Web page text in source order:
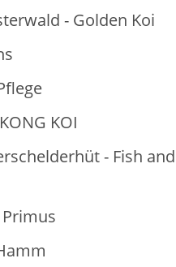
- Golden Koi
KOI
- Fish and